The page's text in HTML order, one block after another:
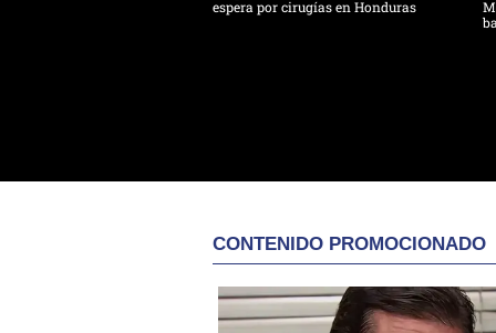
espera por cirugías en Honduras
CONTENIDO PROMOCIONADO